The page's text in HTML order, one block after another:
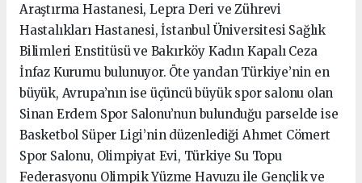
Araştırma Hastanesi, Lepra Deri ve Zührevi
Hastalıkları Hastanesi, İstanbul Üniversitesi Sağlık
Bilimleri Enstitüsü ve Bakırköy Kadın Kapalı Ceza
İnfaz Kurumu bulunuyor. Öte yandan Türkiye’nin en
büyük, Avrupa’nın ise üçüncü büyük spor salonu olan
Sinan Erdem Spor Salonu’nun bulunduğu parselde ise
Basketbol Süper Ligi’nin düzenlediği Ahmet Cömert
Spor Salonu, Olimpiyat Evi, Türkiye Su Topu
Federasyonu Olimpik Yüzme Havuzu ile Gençlik ve